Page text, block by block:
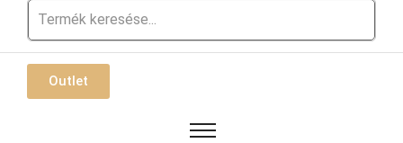
Outlet